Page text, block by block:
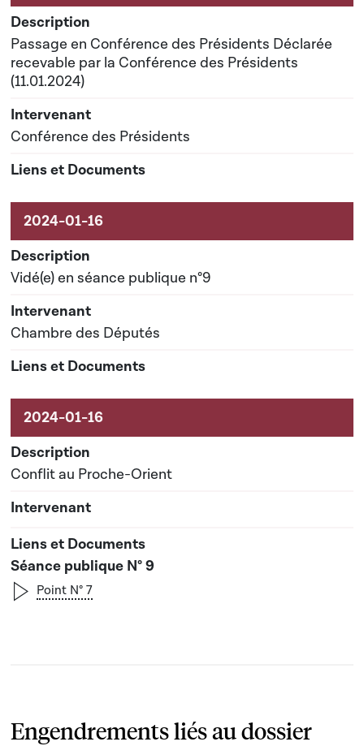
Passage en Conférence des Présidents Déclarée
recevable par la Conférence des Présidents
(11.01.2024)
Conférence des Présidents
Vidé(e) en séance publique n°9
Chambre des Députés
Conflit au Proche-Orient
Séance publique N° 9
Point N° 7
Engendrements liés au dossier